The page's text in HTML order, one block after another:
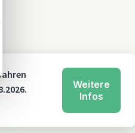
Weitere
Infos